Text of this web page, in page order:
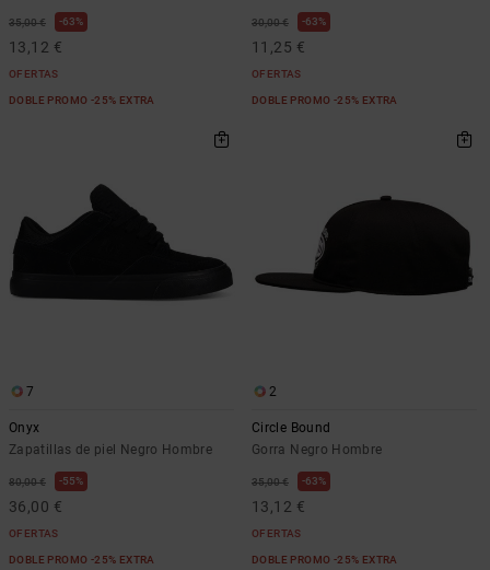
35,00 € 63%
13,12 €
OFERTAS
DOBLE PROMO -25% EXTRA
30,00 € 63%
11,25 €
OFERTAS
DOBLE PROMO -25% EXTRA
7
Onyx
Zapatillas de piel Negro Hombre
80,00 € 55%
36,00 €
OFERTAS
DOBLE PROMO -25% EXTRA
2
Circle Bound
Gorra Negro Hombre
35,00 € 63%
13,12 €
OFERTAS
DOBLE PROMO -25% EXTRA